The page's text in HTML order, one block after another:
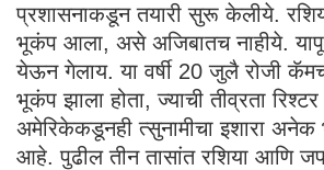
प्रशासनाकडून तयारी सुरू केलीये.
भूकंप आला, असे अजिबातच नाहीये.
येऊन गेलाय. या वर्षी 20 जुलै रोजी
भूकंप झाला होता, ज्याची तीव्रता
अमेरिकेकडूनही त्सुनामीचा इशारा अनेक
आहे. पुढील तीन तासांत रशिया आणि